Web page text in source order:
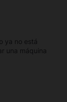
ya no está
una máquina